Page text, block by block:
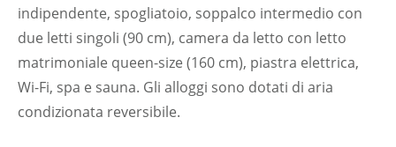
indipendente, spogliatoio, soppalco intermedio con
due letti singoli (90 cm), camera da letto con letto
matrimoniale queen-size (160 cm), piastra elettrica,
Wi-Fi, spa e sauna. Gli alloggi sono dotati di aria
condizionata reversibile.